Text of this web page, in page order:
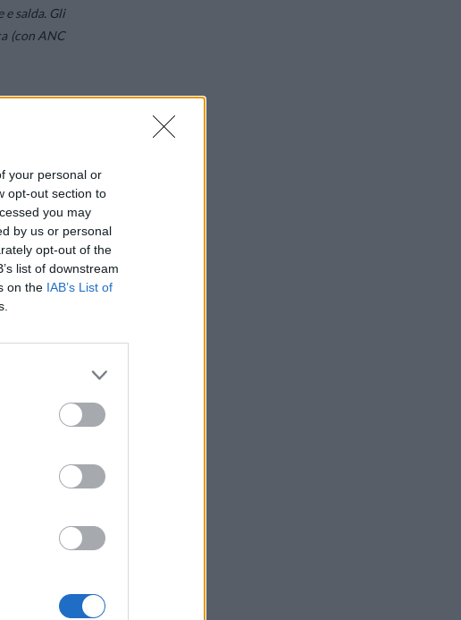
your personal or
opt-out section to
you may
by us or personal
opt-out of the
list of downstream
on the IAB’s List of
salda. Gli
(con ANC